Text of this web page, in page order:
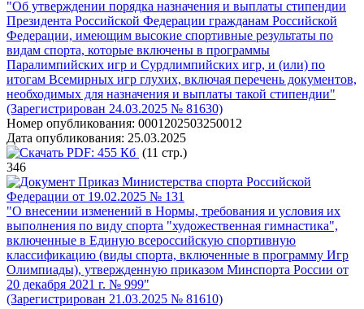
"Об утверждении порядка назначения и выплаты стипендии
Президента Российской Федерации гражданам Российской
Федерации, имеющим высокие спортивные результаты по
видам спорта, которые включены в программы
Паралимпийских игр и Сурдлимпийских игр, и (или) по
итогам Всемирных игр глухих, включая перечень документов,
необходимых для назначения и выплаты такой стипендии"
(Зарегистрирован 24.03.2025 № 81630)
Номер опубликования: 0001202503250012
Дата опубликования: 25.03.2025
PDF: 455 Кб (11 стр.)
346
Приказ Министерства спорта Российской
Федерации от 19.02.2025 № 131
"О внесении изменений в Нормы, требования и условия их
выполнения по виду спорта "художественная гимнастика",
включенные в Единую всероссийскую спортивную
классификацию (виды спорта, включенные в программу Игр
Олимпиады), утвержденную приказом Минспорта России от
20 декабря 2021 г. № 999"
(Зарегистрирован 21.03.2025 № 81610)